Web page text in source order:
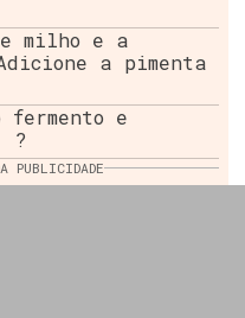
milho e a
a pimenta
e
?
PUBLICIDADE